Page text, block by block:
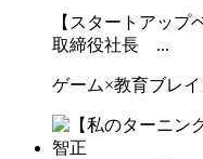
【スタートアップ
取締役社長 ...
ゲーム×教育ブレ